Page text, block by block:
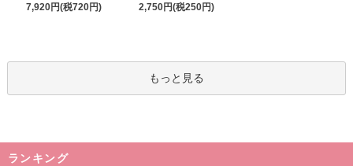
7,920円(税720円)
2,750円(税250円)
もっと見る
ランキング